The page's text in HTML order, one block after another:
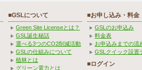
■GSLについて
Green Site Licenseとは？
GSL誕生秘話
選べる3つのCO2削減活動
GSLの仕組みについて
植林とは
グリーン電力とは
■お申し込み・料金
GSLのお申込み
料金表
お申込みまでの流
GSLクイック設置
■ログイン